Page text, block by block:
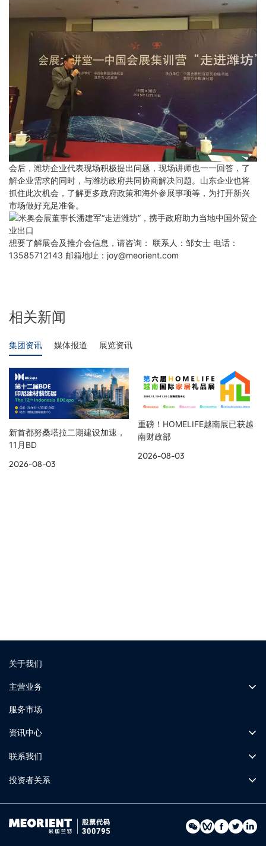
会后，潍坊企业代表现场积极提出问题，现场讲师也一一回答，了
解企业需求的同时，与潍坊政府共同协商解决问题。山东企业也将
抓住此次机会，了解更多政府政策和海外参展事项等，为打开新兴
市场做好充足准备。
想要了解展会及推介会信息，请咨询： 联系人：邹女士 电话：
13585712143 邮箱地址：joy@meorient.com
相关新闻
集团资讯 媒体报道 展览资讯
新首都努桑塔拉二期建设加速，
11月BD
2026-08-03
重磅！HOMELIFE越南展已获越
南财政部
2026-08-03
关于我们
主营业务
服务市场
资讯中心
联系我们
投资者关系